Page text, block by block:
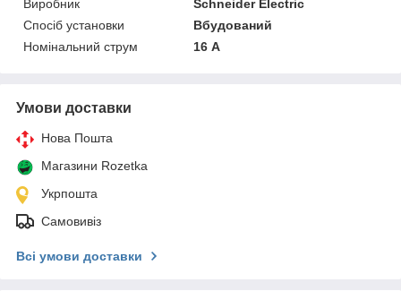
Виробник
Schneider Electric
Спосіб установки
Вбудований
Номінальний струм
16 А
Умови доставки
Нова Пошта
Магазини Rozetka
Укрпошта
Самовивіз
Всі умови доставки